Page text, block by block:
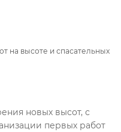
на высоте и спасательных
новых высот, с
первых работ